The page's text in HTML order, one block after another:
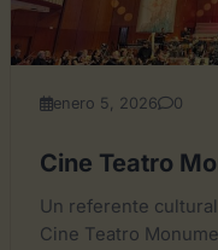
enero 5, 2026 0
Cine Teatro
Un referente
Cine Teatro